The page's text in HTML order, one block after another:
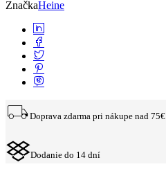
ZnačkaHeine
Doprava zdarma pri nákupe nad 75€
Dodanie do 14 dní